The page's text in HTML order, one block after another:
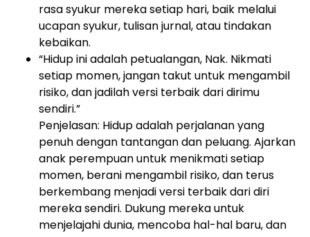
rasa syukur mereka setiap hari, baik melalui
ucapan syukur, tulisan jurnal, atau tindakan
kebaikan.
“Hidup ini adalah petualangan, Nak. Nikmati
setiap momen, jangan takut untuk mengambil
risiko, dan jadilah versi terbaik dari dirimu
sendiri.”
Penjelasan: Hidup adalah perjalanan yang
penuh dengan tantangan dan peluang. Ajarkan
anak perempuan untuk menikmati setiap
momen, berani mengambil risiko, dan terus
berkembang menjadi versi terbaik dari diri
mereka sendiri. Dukung mereka untuk
menjelajahi dunia, mencoba hal-hal baru, dan